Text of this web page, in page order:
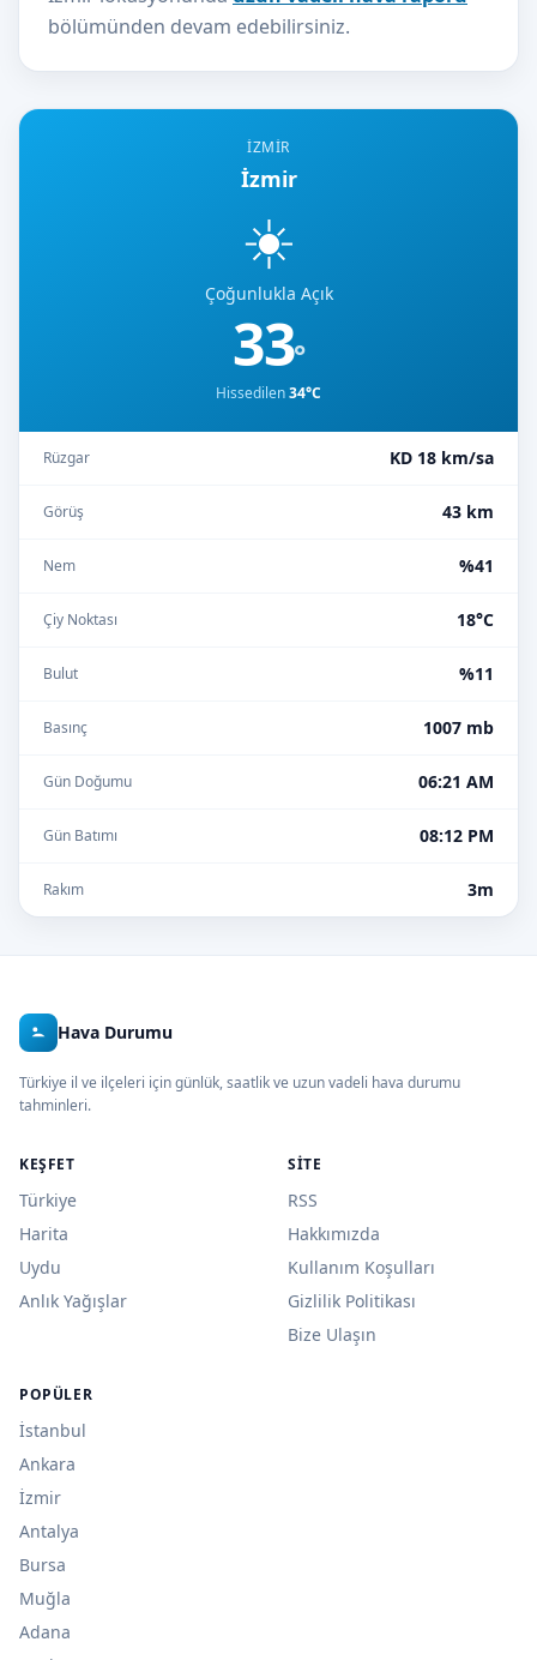
İZMIR
İzmir
☀️
Çoğunlukla Açık
33°
Hissedilen34°C
Rüzgar KD 18 km/sa
Görüş 43 km
Nem %41
Çiy Noktası 18°C
Bulut %11
Basınç 1007 mb
Gün Doğumu 06:21 AM
Gün Batımı 08:12 PM
Rakım 3m
bölümünden devam edebilirsiniz.
Hava Durumu
Türkiye il ve ilçeleri için günlük, saatlik ve uzun vadeli hava durumu
tahminleri.
KEŞFET
Türkiye
Harita
Uydu
Anlık Yağışlar
SITE
RSS
Hakkımızda
Kullanım Koşulları
Gizlilik Politikası
Bize Ulaşın
POPÜLER
İstanbul
Ankara
İzmir
Antalya
Bursa
Muğla
Adana